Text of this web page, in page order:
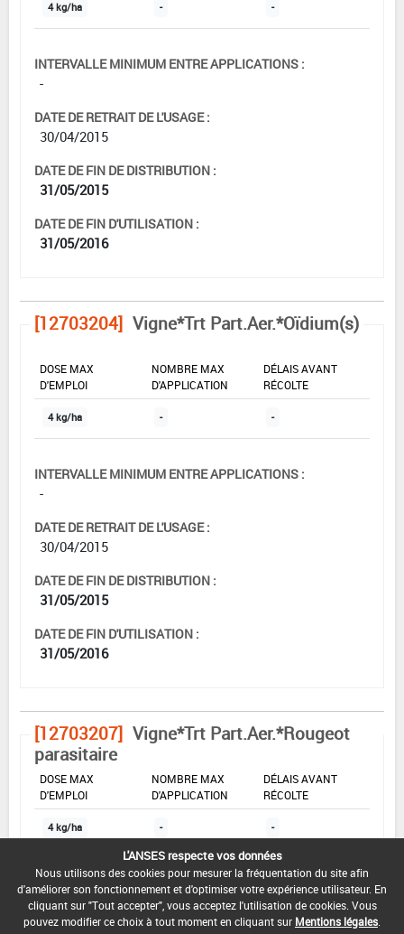
4 kg/ha - -
INTERVALLE MINIMUM ENTRE APPLICATIONS :
-
DATE DE RETRAIT DE L'USAGE :
30/04/2015
DATE DE FIN DE DISTRIBUTION :
31/05/2015
DATE DE FIN D'UTILISATION :
31/05/2016
[12703204] Vigne*Trt Part.Aer.*Oïdium(s)
DOSE MAX
D'EMPLOI
NOMBRE MAX
D'APPLICATION
DÉLAIS AVANT
RÉCOLTE
4 kg/ha - -
INTERVALLE MINIMUM ENTRE APPLICATIONS :
-
DATE DE RETRAIT DE L'USAGE :
30/04/2015
DATE DE FIN DE DISTRIBUTION :
31/05/2015
DATE DE FIN D'UTILISATION :
31/05/2016
[12703207] Vigne*Trt Part.Aer.*Rougeot
parasitaire
DOSE MAX
D'EMPLOI
NOMBRE MAX
D'APPLICATION
DÉLAIS AVANT
RÉCOLTE
4 kg/ha - -
INTERVALLE MINIMUM ENTRE APPLICATIONS :
-
L'ANSES respecte vos données
Nous utilisons des cookies pour mesurer la fréquentation du site afin
d'améliorer son fonctionnement et d'optimiser votre expérience utilisateur. En
cliquant sur "Tout accepter", vous acceptez l'utilisation de cookies. Vous
pouvez modifier ce choix à tout moment en cliquant sur Mentions légales